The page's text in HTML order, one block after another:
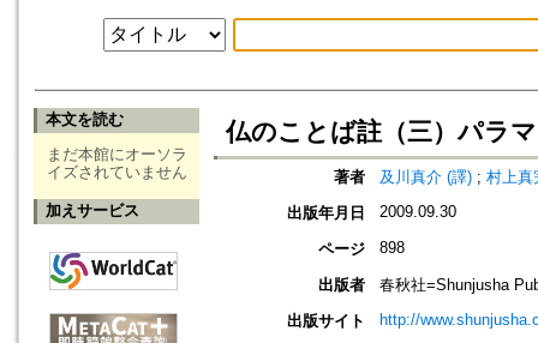
本文を読む
まだ本館にオーソラ
イズされていません
加えサービス
仏のことば註（三）パラ
著者 及川真介 (譯) ; 村上真
出版年月日
2009.09.30
ページ 898
出版者
春秋社=Shunjusha
出版サイト
http://